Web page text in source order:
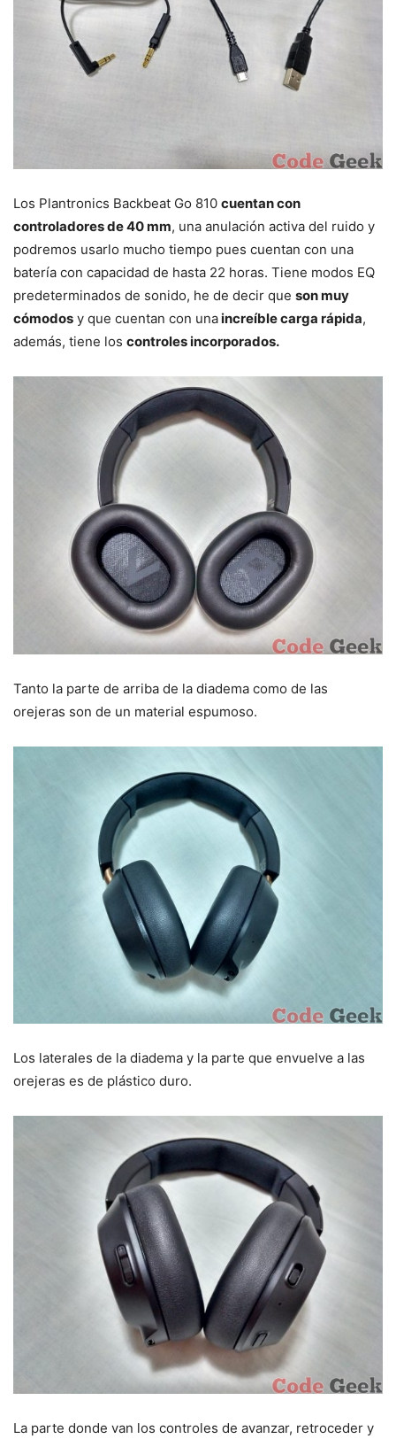
Los Plantronics Backbeat Go 810 cuentan con
controladores de 40 mm, una anulación activa del ruido y
podremos usarlo mucho tiempo pues cuentan con una
batería con capacidad de hasta 22 horas. Tiene modos EQ
predeterminados de sonido, he de decir que son muy
cómodos y que cuentan con unaincreíble carga rápida,
además, tiene los controles incorporados.
Tanto la parte de arriba de la diadema como de las
orejeras son de un material espumoso.
Los laterales de la diadema y la parte que envuelve a las
orejeras es de plástico duro.
La parte donde van los controles de avanzar, retroceder y